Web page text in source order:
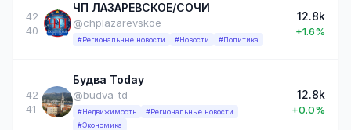
42
40
ЧП ЛАЗАРЕВСКОЕ/СОЧИ
@chplazarevskoe
#Региональные новости #Новости #Политика
12.8k
+1.6%
42
41
Будва Today
@budva_td
#Недвижимость
#Региональные новости
#Экономика
12.8k
+0.0%